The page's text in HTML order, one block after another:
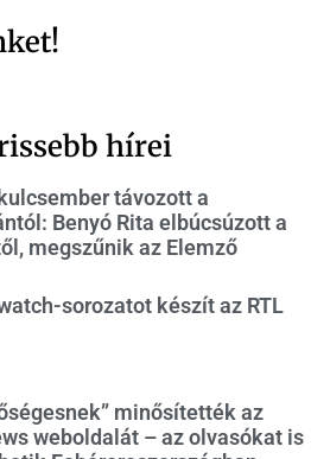
hírei
távozott a
Benyó Rita elbúcsúzott a
megszűnik az Elemző
sorozatot készít az RTL
minősítették az
weboldalát – az olvasókat is